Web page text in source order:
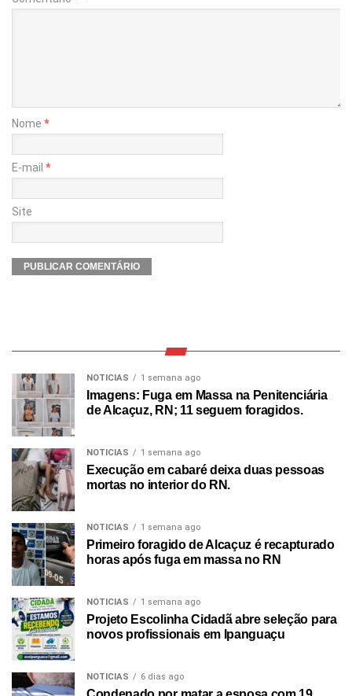
Nome *
E-mail *
Site
NOTICIAS 1 semana ago
Imagens: Fuga em Massa na Penitenciária
de Alcaçuz, RN; 11 seguem foragidos.
NOTICIAS 1 semana ago
Execução em cabaré deixa duas pessoas
mortas no interior do RN.
NOTICIAS 1 semana ago
Primeiro foragido de Alcaçuz é recapturado
horas após fuga em massa no RN
NOTICIAS 1 semana ago
Projeto Escolinha Cidadã abre seleção para
novos profissionais em Ipanguaçu
NOTICIAS 6 dias ago